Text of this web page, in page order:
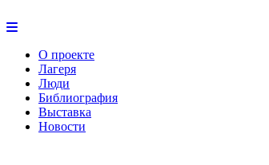
О проекте
Лагеря
Люди
Библиография
Выставка
Новости